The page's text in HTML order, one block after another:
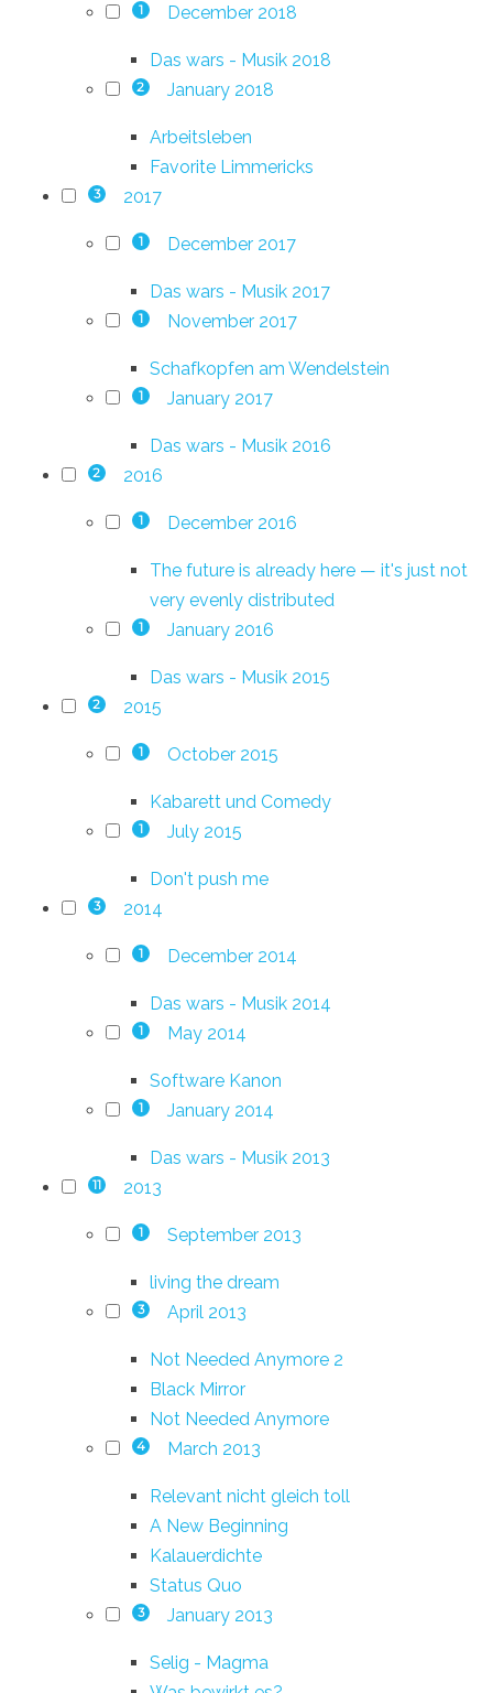
1 December 2018
Das wars - Musik 2018
2 January 2018
Arbeitsleben
Favorite Limmericks
3 2017
1 December 2017
Das wars - Musik 2017
1 November 2017
Schafkopfen am Wendelstein
1 January 2017
Das wars - Musik 2016
2 2016
1 December 2016
The future is already here — it's just not
very evenly distributed
1 January 2016
Das wars - Musik 2015
2 2015
1 October 2015
Kabarett und Comedy
1 July 2015
Don't push me
3 2014
1 December 2014
Das wars - Musik 2014
1 May 2014
Software Kanon
1 January 2014
Das wars - Musik 2013
11 2013
1 September 2013
living the dream
3 April 2013
Not Needed Anymore 2
Black Mirror
Not Needed Anymore
4 March 2013
Relevant nicht gleich toll
A New Beginning
Kalauerdichte
Status Quo
3 January 2013
Selig - Magma